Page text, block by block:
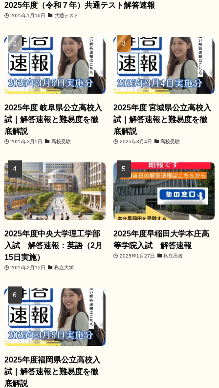
2025年度（令和７年）共通テスト解答速報
2025年1月16日 共通テスト
2025年度 岐阜県公立高校入
試｜解答速報と難易度を徹
底解説
2025年3月5日 高校受験
2025年度 宮城県公立高校入
試｜解答速報と難易度を徹
底解説
2025年3月4日 高校受験
2025年度中央大学理工学部
入試 解答速報：英語（2月
15日実施）
2025年2月15日 私立大学
2025年度早稲田大学本庄高
等学院入試 解答速報
2025年1月27日 私立高校
2025年度福岡県公立高校入
試｜解答速報と難易度を徹
底解説